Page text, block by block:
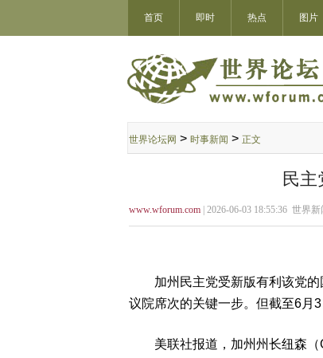
首页 即时 热点 图片
世界论坛网 > 时事新闻 > 正文
民主
www.wforum.com | 2026-06-03 18:55:36 世界新
加州民主党受新版有利该党的
议院席次的关键一步。但截至6月3
美联社报道，加州州长纽森（